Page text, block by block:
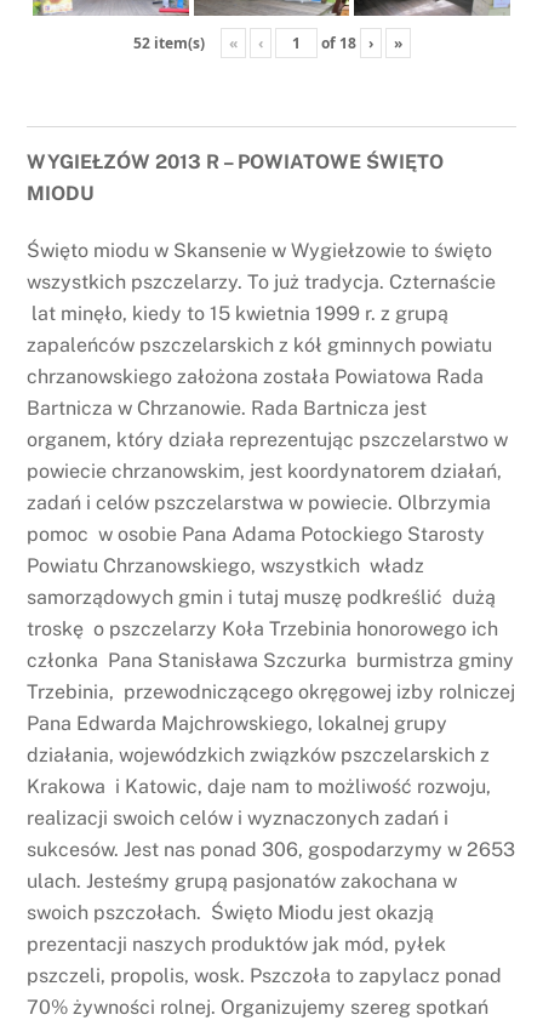
52 item(s) « ‹ of 18 › »
WYGIEŁZÓW 2013 R – POWIATOWE ŚWIĘTO
MIODU
Święto miodu w Skansenie w Wygiełzowie to święto
wszystkich pszczelarzy. To już tradycja. Czternaście
lat minęło, kiedy to 15 kwietnia 1999 r. z grupą
zapaleńców pszczelarskich z kół gminnych powiatu
chrzanowskiego założona została Powiatowa Rada
Bartnicza w Chrzanowie. Rada Bartnicza jest
organem, który działa reprezentując pszczelarstwo w
powiecie chrzanowskim, jest koordynatorem działań,
zadań i celów pszczelarstwa w powiecie. Olbrzymia
pomoc w osobie Pana Adama Potockiego Starosty
Powiatu Chrzanowskiego, wszystkich władz
samorządowych gmin i tutaj muszę podkreślić dużą
troskę o pszczelarzy Koła Trzebinia honorowego ich
członka Pana Stanisława Szczurka burmistrza gminy
Trzebinia, przewodniczącego okręgowej izby rolniczej
Pana Edwarda Majchrowskiego, lokalnej grupy
działania, wojewódzkich związków pszczelarskich z
Krakowa i Katowic, daje nam to możliwość rozwoju,
realizacji swoich celów i wyznaczonych zadań i
sukcesów. Jest nas ponad 306, gospodarzymy w 2653
ulach. Jesteśmy grupą pasjonatów zakochana w
swoich pszczołach. Święto Miodu jest okazją
prezentacji naszych produktów jak mód, pyłek
pszczeli, propolis, wosk. Pszczoła to zapylacz ponad
70% żywności rolnej. Organizujemy szereg spotkań